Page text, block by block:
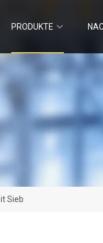
PRODUKTE
Sieb